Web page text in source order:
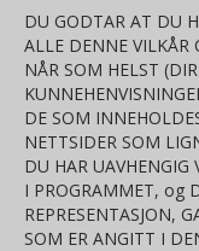
DU GODTAR AT DU
ALLE DENNE VILKÅR
NÅR SOM HELST
DE SOM
NETTSIDER SOM
DU HAR UAVHENGIG
I PROGRAMMET, og
REPRESENTASJON,
SOM ER ANGITT I